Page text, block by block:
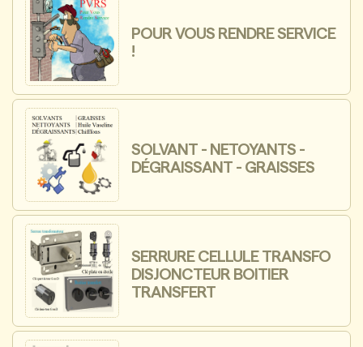
POUR VOUS RENDRE SERVICE
!
SOLVANT - NETOYANTS -
DÉGRAISSANT - GRAISSES
SERRURE CELLULE TRANSFO
DISJONCTEUR BOITIER
TRANSFERT